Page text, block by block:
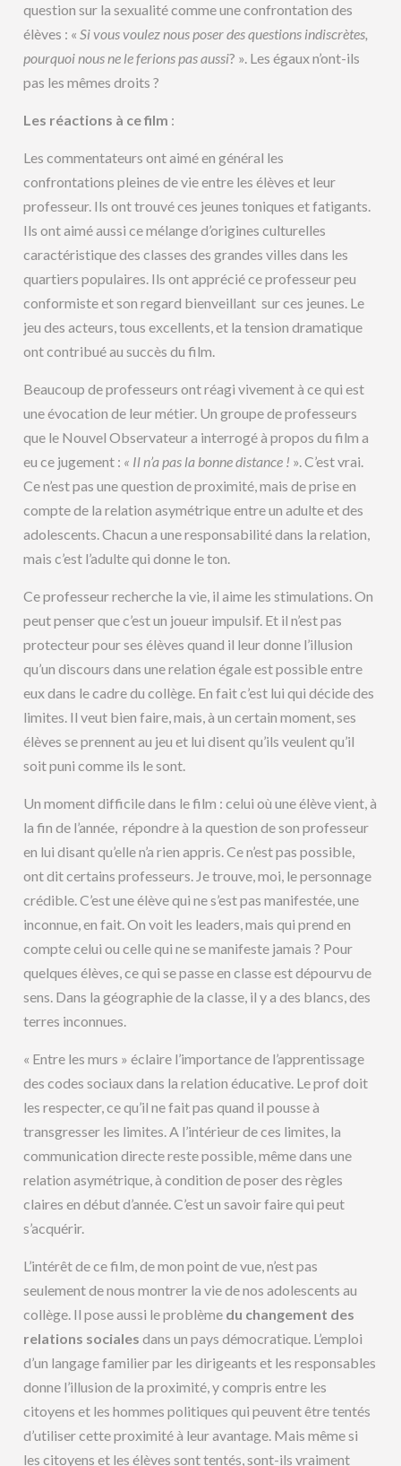
question sur la sexualité comme une confrontation des
élèves : «Si vous voulez nous poser des questions indiscrètes,
pourquoi nous ne le ferions pas aussi? ». Les égaux n’ont-ils
pas les mêmes droits ?
Les réactions à ce film :
Les commentateurs ont aimé en général les
confrontations pleines de vie entre les élèves et leur
professeur. Ils ont trouvé ces jeunes toniques et fatigants.
Ils ont aimé aussi ce mélange d’origines culturelles
caractéristique des classes des grandes villes dans les
quartiers populaires. Ils ont apprécié ce professeur peu
conformiste et son regard bienveillant sur ces jeunes. Le
jeu des acteurs, tous excellents, et la tension dramatique
ont contribué au succès du film.
Beaucoup de professeurs ont réagi vivement à ce qui est
une évocation de leur métier. Un groupe de professeurs
que le Nouvel Observateur a interrogé à propos du film a
eu ce jugement : « Il n’a pas la bonne distance ! ». C’est vrai.
Ce n’est pas une question de proximité, mais de prise en
compte de la relation asymétrique entre un adulte et des
adolescents. Chacun a une responsabilité dans la relation,
mais c’est l’adulte qui donne le ton.
Ce professeur recherche la vie, il aime les stimulations. On
peut penser que c’est un joueur impulsif. Et il n’est pas
protecteur pour ses élèves quand il leur donne l’illusion
qu’un discours dans une relation égale est possible entre
eux dans le cadre du collège. En fait c’est lui qui décide des
limites. Il veut bien faire, mais, à un certain moment, ses
élèves se prennent au jeu et lui disent qu’ils veulent qu’il
soit puni comme ils le sont.
Un moment difficile dans le film : celui où une élève vient, à
la fin de l’année, répondre à la question de son professeur
en lui disant qu’elle n’a rien appris. Ce n’est pas possible,
ont dit certains professeurs. Je trouve, moi, le personnage
crédible. C’est une élève qui ne s’est pas manifestée, une
inconnue, en fait. On voit les leaders, mais qui prend en
compte celui ou celle qui ne se manifeste jamais ? Pour
quelques élèves, ce qui se passe en classe est dépourvu de
sens. Dans la géographie de la classe, il y a des blancs, des
terres inconnues.
« Entre les murs » éclaire l’importance de l’apprentissage
des codes sociaux dans la relation éducative. Le prof doit
les respecter, ce qu’il ne fait pas quand il pousse à
transgresser les limites. A l’intérieur de ces limites, la
communication directe reste possible, même dans une
relation asymétrique, à condition de poser des règles
claires en début d’année. C’est un savoir faire qui peut
s’acquérir.
L’intérêt de ce film, de mon point de vue, n’est pas
seulement de nous montrer la vie de nos adolescents au
collège. Il pose aussi le problème du changement des
relations sociales dans un pays démocratique. L’emploi
d’un langage familier par les dirigeants et les responsables
donne l’illusion de la proximité, y compris entre les
citoyens et les hommes politiques qui peuvent être tentés
d’utiliser cette proximité à leur avantage. Mais même si
les citoyens et les élèves sont tentés, sont-ils vraiment